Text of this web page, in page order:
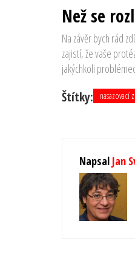
Než se
Na závěr bych rád
zajistí, že vaše
jakýchkoli
Štítky: nasazovací
Napsal Jan